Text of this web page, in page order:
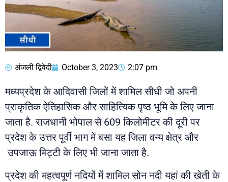
अंजली द्विवेदी October 3, 2023 2:07 pm
मध्यप्रदेश के आदिवासी जिलों में शामिल सीधी जो अपनी
प्राकृतिक ऐतिहासिक और साहित्यिक पृष्ठ भूमि के लिए जाना
जाता है. राजधानी भोपाल से 609 किलोमीटर की दूरी पर
प्रदेश के उत्तर पूर्वी भाग में बसा यह जिला वन्य क्षेत्र और
उपजाऊ मिट्टी के लिए भी जाना जाता है.
प्रदेश की महत्वपूर्ण नदियों में शामिल सोन नदी यहां की खेती के